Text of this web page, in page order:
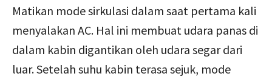
Matikan mode sirkulasi dalam saat pertama kali
menyalakan AC. Hal ini membuat udara panas di
dalam kabin digantikan oleh udara segar dari
luar. Setelah suhu kabin terasa sejuk, mode